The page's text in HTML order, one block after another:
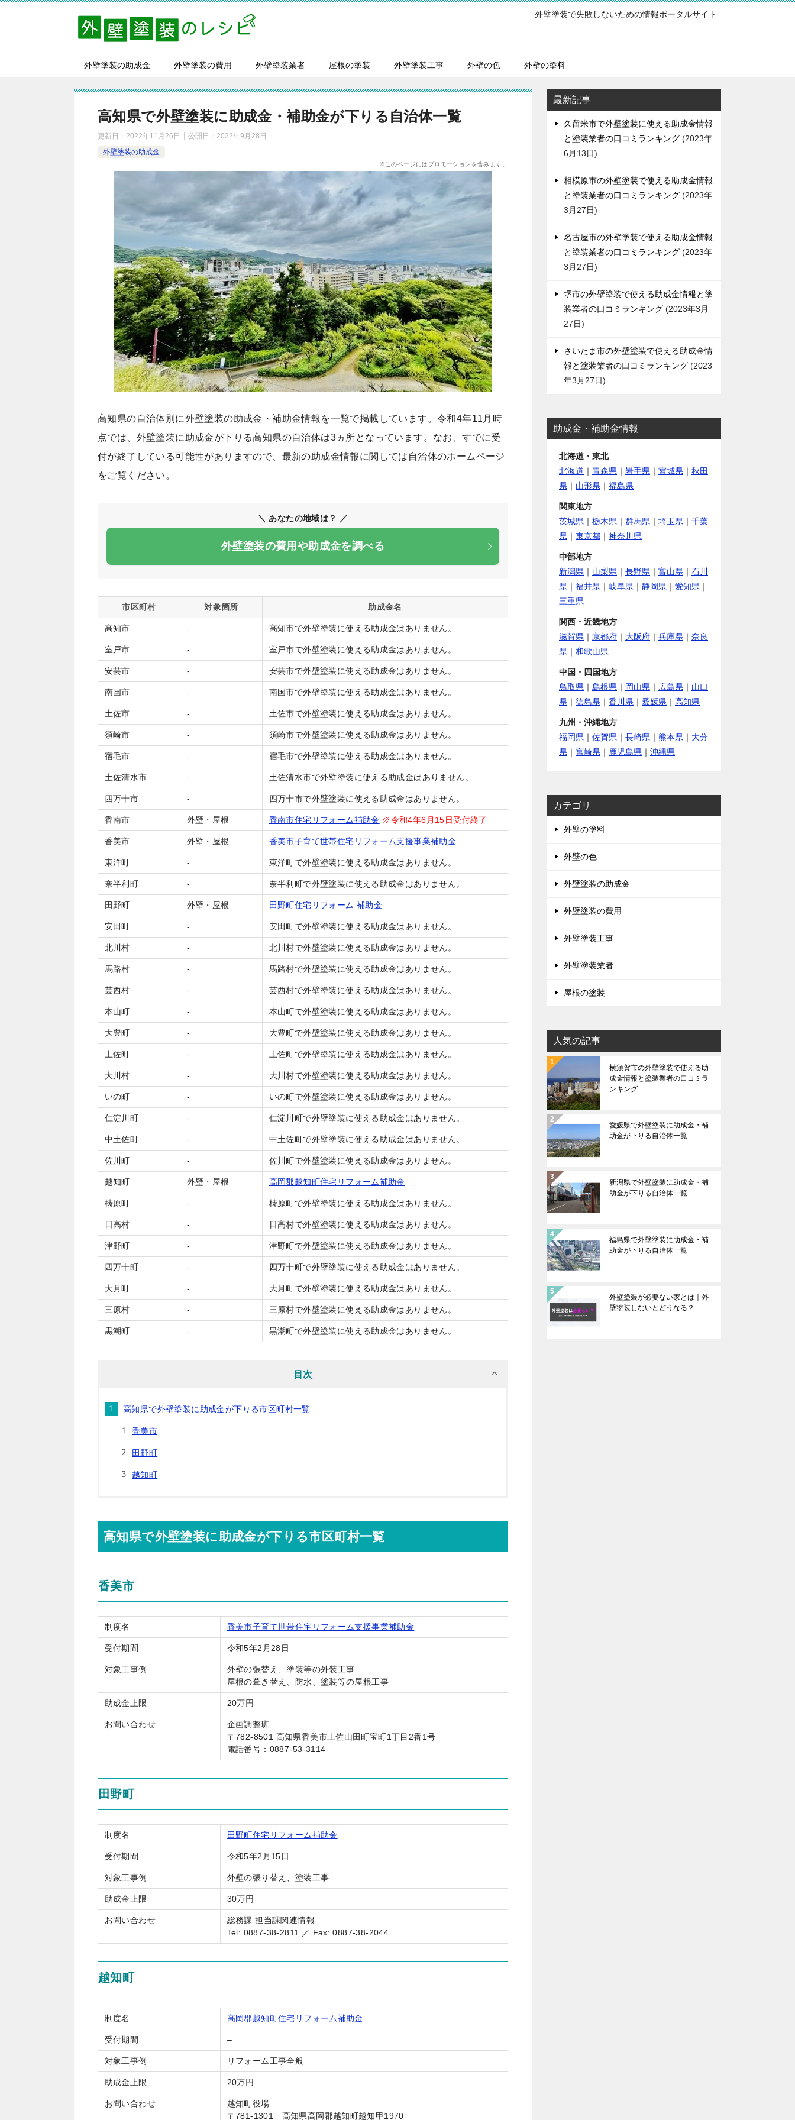
外壁塗装で失敗しないための情報ポータルサイト
外壁塗装の助成金 外壁塗装の費用 外壁塗装業者 屋根の塗装 外壁塗装工事 外壁の色 外壁の塗料
高知県で外壁塗装に助成金・補助金が下りる自治体一覧
更新日： 2022年11月26日 公開日： 2022年9月28日
外壁塗装の助成金
※このページにはプロモーションを含みます。
高知県の自治体別に外壁塗装の助成金・補助金情報を一覧で掲載しています。令和4年11月時
点では、外壁塗装に助成金が下りる高知県の自治体は3ヵ所となっています。なお、すでに受
付が終了している可能性がありますので、最新の助成金情報に関しては自治体のホームページ
をご覧ください。
＼ あなたの地域は？ ／
外壁塗装の費用や助成金を調べる
市区町村 対象箇所 助成金名
高知市 ‐ 高知市で外壁塗装に使える助成金はありません。
室戸市 ‐ 室戸市で外壁塗装に使える助成金はありません。
安芸市 ‐ 安芸市で外壁塗装に使える助成金はありません。
南国市 ‐ 南国市で外壁塗装に使える助成金はありません。
土佐市 ‐ 土佐市で外壁塗装に使える助成金はありません。
須崎市 ‐ 須崎市で外壁塗装に使える助成金はありません。
宿毛市 ‐ 宿毛市で外壁塗装に使える助成金はありません。
土佐清水市 ‐ 土佐清水市で外壁塗装に使える助成金はありません。
四万十市 ‐ 四万十市で外壁塗装に使える助成金はありません。
香南市 外壁・屋根 香南市住宅リフォーム補助金 ※令和4年6月15日受付終了
香美市 外壁・屋根 香美市子育て世帯住宅リフォーム支援事業補助金
東洋町 ‐ 東洋町で外壁塗装に使える助成金はありません。
奈半利町 ‐ 奈半利町で外壁塗装に使える助成金はありません。
田野町 外壁・屋根 田野町住宅リフォーム 補助金
安田町 ‐ 安田町で外壁塗装に使える助成金はありません。
北川村 ‐ 北川村で外壁塗装に使える助成金はありません。
馬路村 ‐ 馬路村で外壁塗装に使える助成金はありません。
芸西村 ‐ 芸西村で外壁塗装に使える助成金はありません。
本山町 ‐ 本山町で外壁塗装に使える助成金はありません。
大豊町 ‐ 大豊町で外壁塗装に使える助成金はありません。
土佐町 ‐ 土佐町で外壁塗装に使える助成金はありません。
大川村 ‐ 大川村で外壁塗装に使える助成金はありません。
いの町 ‐ いの町で外壁塗装に使える助成金はありません。
仁淀川町 ‐ 仁淀川町で外壁塗装に使える助成金はありません。
中土佐町 ‐ 中土佐町で外壁塗装に使える助成金はありません。
佐川町 ‐ 佐川町で外壁塗装に使える助成金はありません。
越知町 外壁・屋根 高岡郡越知町住宅リフォーム補助金
梼原町 ‐ 梼原町で外壁塗装に使える助成金はありません。
日高村 ‐ 日高村で外壁塗装に使える助成金はありません。
津野町 ‐ 津野町で外壁塗装に使える助成金はありません。
四万十町 ‐ 四万十町で外壁塗装に使える助成金はありません。
大月町 ‐ 大月町で外壁塗装に使える助成金はありません。
三原村 ‐ 三原村で外壁塗装に使える助成金はありません。
黒潮町 ‐ 黒潮町で外壁塗装に使える助成金はありません。
目次
高知県で外壁塗装に助成金が下りる市区町村一覧
香美市
田野町
越知町
高知県で外壁塗装に助成金が下りる市区町村一覧
香美市
制度名 香美市子育て世帯住宅リフォーム支援事業補助金
受付期間 令和5年2月28日
対象工事例
外壁の張替え、塗装等の外装工事
屋根の葺き替え、防水、塗装等の屋根工事
助成金上限 20万円
お問い合わせ
企画調整班
〒782-8501 高知県香美市土佐山田町宝町1丁目2番1号
電話番号：0887-53-3114
田野町
制度名 田野町住宅リフォーム補助金
受付期間 令和5年2月15日
対象工事例 外壁の張り替え、塗装工事
助成金上限 30万円
お問い合わせ
総務課 担当課関連情報
Tel: 0887-38-2811 ／ Fax: 0887-38-2044
越知町
制度名 高岡郡越知町住宅リフォーム補助金
受付期間 –
対象工事例 リフォーム工事全般
助成金上限 20万円
お問い合わせ
越知町役場
〒781-1301 高知県高岡郡越知町越知甲1970
最新記事
久留米市で外壁塗装に使える助成金情報
と塗装業者の口コミランキング
2023年
6月13日
相模原市の外壁塗装で使える助成金情報
と塗装業者の口コミランキング
2023年
3月27日
名古屋市の外壁塗装で使える助成金情報
と塗装業者の口コミランキング
2023年
3月27日
堺市の外壁塗装で使える助成金情報と塗
装業者の口コミランキング
2023年3月
27日
さいたま市の外壁塗装で使える助成金情
報と塗装業者の口コミランキング
2023
年3月27日
助成金・補助金情報
北海道・東北
北海道 ｜ 青森県 ｜ 岩手県 ｜ 宮城県 ｜ 秋田
県 ｜ 山形県 ｜ 福島県
関東地方
茨城県 ｜ 栃木県 ｜ 群馬県 ｜ 埼玉県 ｜ 千葉
県 ｜ 東京都 ｜ 神奈川県
中部地方
新潟県 ｜ 山梨県 ｜ 長野県 ｜ 富山県 ｜ 石川
県 ｜ 福井県 ｜ 岐阜県 ｜ 静岡県 ｜ 愛知県 ｜
三重県
関西・近畿地方
滋賀県 ｜ 京都府 ｜ 大阪府 ｜ 兵庫県 ｜ 奈良
県 ｜ 和歌山県
中国・四国地方
鳥取県 ｜ 島根県 ｜ 岡山県 ｜ 広島県 ｜ 山口
県 ｜ 徳島県 ｜ 香川県 ｜ 愛媛県 ｜ 高知県
九州・沖縄地方
福岡県 ｜ 佐賀県 ｜ 長崎県 ｜ 熊本県 ｜ 大分
県 ｜ 宮崎県 ｜ 鹿児島県 ｜ 沖縄県
カテゴリ
外壁の塗料
外壁の色
外壁塗装の助成金
外壁塗装の費用
外壁塗装工事
外壁塗装業者
屋根の塗装
人気の記事
横須賀市の外壁塗装で使える助
成金情報と塗装業者の口コミラ
ンキング
愛媛県で外壁塗装に助成金・補
助金が下りる自治体一覧
新潟県で外壁塗装に助成金・補
助金が下りる自治体一覧
福島県で外壁塗装に助成金・補
助金が下りる自治体一覧
外壁塗装が必要ない家とは｜外
壁塗装しないとどうなる？